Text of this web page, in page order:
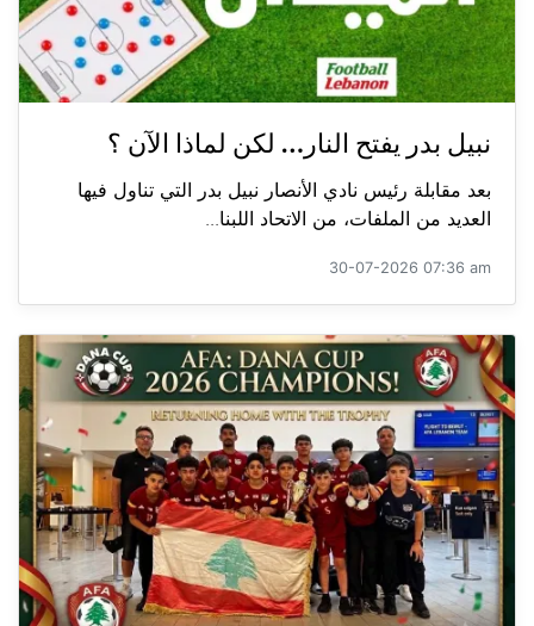
نبيل بدر يفتح النار… لكن لماذا الآن ؟
بعد مقابلة رئيس نادي الأنصار نبيل بدر التي تناول فيها
العديد من الملفات، من الاتحاد اللبنا...
30-07-2026 07:36 am